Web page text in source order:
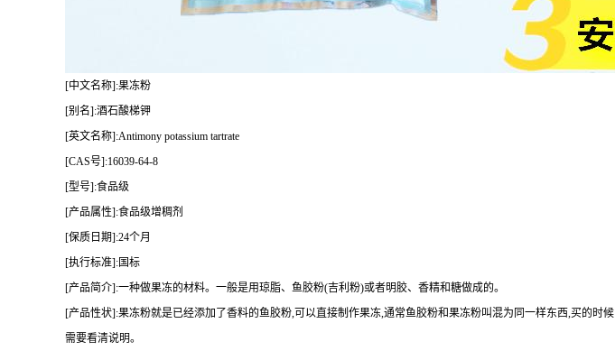
[中文名称]:果冻粉
[别名]:酒石酸梯钾
[英文名称]:Antimony potassium tartrate
[CAS号]:16039-64-8
[型号]:食品级
[产品属性]:食品级增稠剂
[保质日期]:24个月
[执行标准]:国标
[产品简介]:一种做果冻的材料。一般是用琼脂、鱼胶粉(吉利粉)或者明胶、香精和糖做成的。
[产品性状]:果冻粉就是已经添加了香料的鱼胶粉,可以直接制作果冻,通常鱼胶粉和果冻粉叫混为同一样东西,买的时候
需要看清说明。